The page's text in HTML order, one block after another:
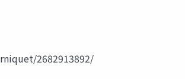
2682913892/